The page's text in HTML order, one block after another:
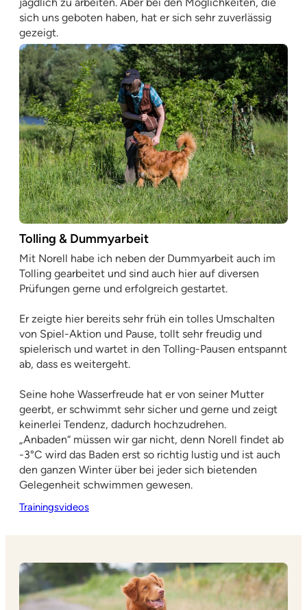
jagdlich zu arbeiten. Aber bei den Möglichkeiten, die
sich uns geboten haben, hat er sich sehr zuverlässig
gezeigt.
Tolling & Dummyarbeit
Mit Norell habe ich neben der Dummyarbeit auch im
Tolling gearbeitet und sind auch hier auf diversen
Prüfungen gerne und erfolgreich gestartet.
Er zeigte hier bereits sehr früh ein tolles Umschalten
von Spiel-Aktion und Pause, tollt sehr freudig und
spielerisch und wartet in den Tolling-Pausen entspannt
ab, dass es weitergeht.
Seine hohe Wasserfreude hat er von seiner Mutter
geerbt, er schwimmt sehr sicher und gerne und zeigt
keinerlei Tendenz, dadurch hochzudrehen.
„Anbaden“ müssen wir gar nicht, denn Norell findet ab
-3°C wird das Baden erst so richtig lustig und ist auch
den ganzen Winter über bei jeder sich bietenden
Gelegenheit schwimmen gewesen.
Trainingsvideos